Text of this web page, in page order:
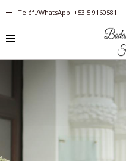
Teléf./WhatsApp: +53 5 9160581
Español